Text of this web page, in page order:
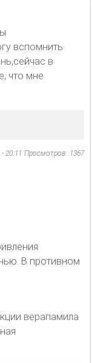
вспомнить
в
что мне
20:11 Просмотров: 1367
В противном
верапамила